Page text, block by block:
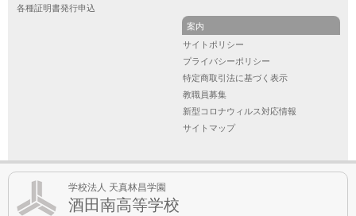
各種証明書発行申込
案内
サイトポリシー
プライバシーポリシー
特定商取引法に基づく表示
教職員募集
新型コロナウィルス対応情報
サイトマップ
学校法人 天真林昌学園
酒田南高等学校